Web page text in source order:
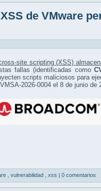
de VMware
site scripting (XSS)
fallas (identificadas como
scripts maliciosos para
2026-0004 el 8 de junio de
vulnerabilidad xss | 0 comentarios